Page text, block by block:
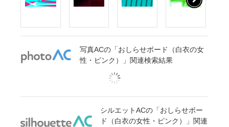
写真ACの「おしらせボード（白衣の女
性・ピンク）」関連検索結果
シルエットACの「おしらせボー
ド（白衣の女性・ピンク）」関連